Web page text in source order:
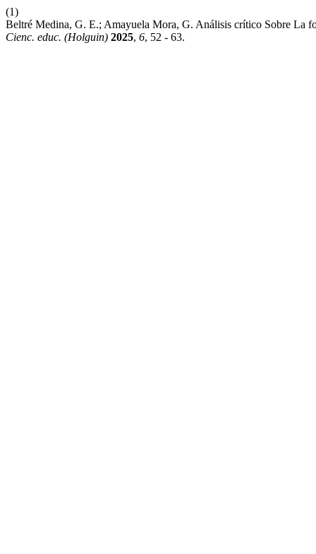
(1)
Beltré Medina, G. E.; Amayuela Mora, G. Análisis crítico Sobre La
Cienc. educ. (Holguin) 2025, 6, 52 - 63.